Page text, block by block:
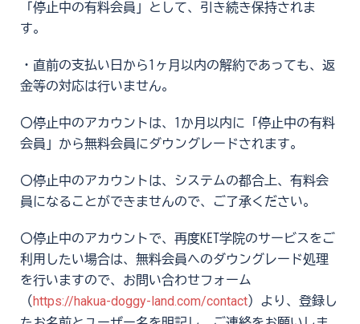
「停止中の有料会員」として、引き続き保持されま
す。
・直前の支払い日から1ヶ月以内の解約であっても、返
金等の対応は行いません。
〇停止中のアカウントは、1か月以内に「停止中の有料
会員」から無料会員にダウングレードされます。
〇停止中のアカウントは、システムの都合上、有料会
員になることができませんので、ご了承ください。
〇停止中のアカウントで、再度KET学院のサービスをご
利用したい場合は、無料会員へのダウングレード処理
を行いますので、お問い合わせフォーム
（https://hakua-doggy-land.com/contact）より、登録し